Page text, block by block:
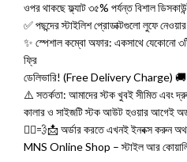
ওপর থাকছে ফ্ল্যাট ৩৫% পর্যন্ত বিশাল
✅ পছন্দের স্টাইলিশ প্রোডাক্টগুলো লুফে
✨ স্পেশাল কম্বো অফার: একসাথে যেকোনো ৩টি
ফ্রি
ডেলিভারি! (Free Delivery Charge)
⚠️ সতর্কতা: আমাদের স্টক খুবই সীমিত এবং
কালার ও সাইজটি স্টক আউট হওয়ার আগেই
🏃‍♂️💨📩 অর্ডার করতে এখনই ইনবক্স করুন
MNS Online Shop – স্টাইল আর